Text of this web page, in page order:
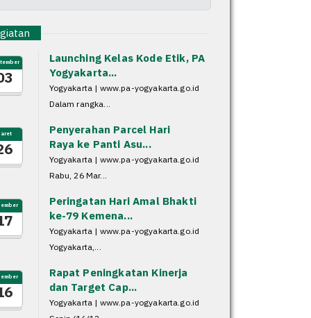
Launching Kelas Kode Etik, PA
Yogyakarta...
Yogyakarta | www.pa-yogyakarta.go.id
Dalam rangka...
Penyerahan Parcel Hari
Raya ke Panti Asu...
Yogyakarta | www.pa-yogyakarta.go.id
Rabu, 26 Mar...
Peringatan Hari Amal Bhakti
ke-79 Kemena...
Yogyakarta | www.pa-yogyakarta.go.id
Yogyakarta,...
Rapat Peningkatan Kinerja
dan Target Cap...
Yogyakarta | www.pa-yogyakarta.go.id